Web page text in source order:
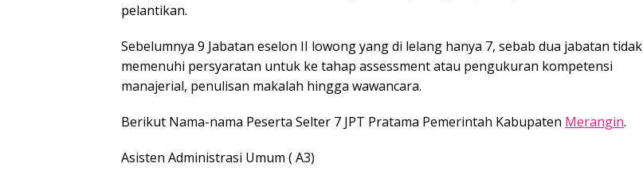
pelantikan.
Sebelumnya 9 Jabatan eselon II lowong yang di lelang hanya 7, sebab dua jabatan tidak
memenuhi persyaratan untuk ke tahap assessment atau pengukuran kompetensi
manajerial, penulisan makalah hingga wawancara.
Berikut Nama-nama Peserta Selter 7 JPT Pratama Pemerintah Kabupaten Merangin.
Asisten Administrasi Umum ( A3)